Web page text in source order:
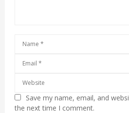
Save my name, email, and
the next time I comment.